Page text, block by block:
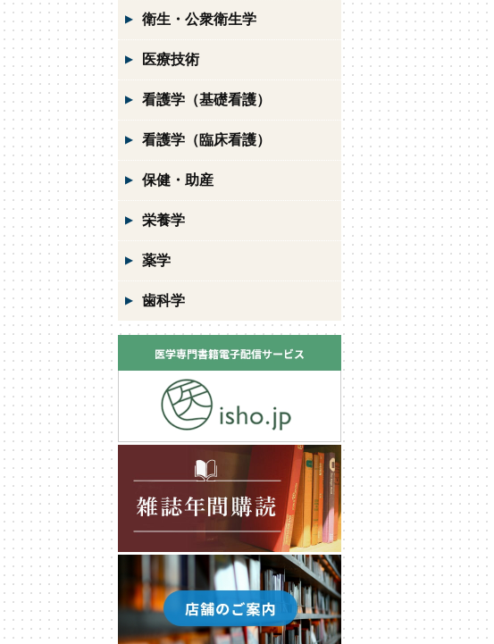
衛生・公衆衛生学
医療技術
看護学（基礎看護）
看護学（臨床看護）
保健・助産
栄養学
薬学
歯科学